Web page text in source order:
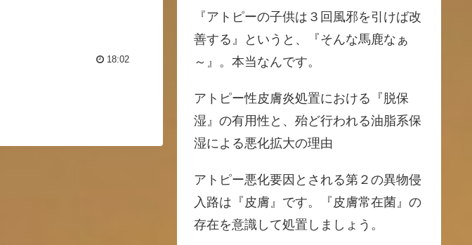
18:02
『アトピーの子供は３回風邪を引けば改
善する』というと、『そんな馬鹿なぁ
～』。本当なんです。
アトピー性皮膚炎処置における『脱保
湿』の有用性と、殆ど行われる油脂系保
湿による悪化拡大の理由
アトピー悪化要因とされる第２の異物侵
入路は『皮膚』です。『皮膚常在菌』の
存在を意識して処置しましょう。